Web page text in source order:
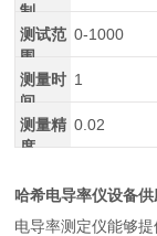
制
测试范
围
0-1000
测量时
间
1
测量精
度
0.02
哈希电导率仪设备供
电导率测定仪能够